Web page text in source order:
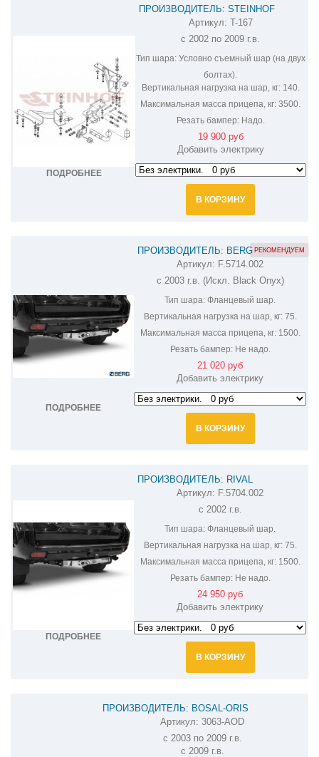
ПОДРОБНЕЕ
ПРОИЗВОДИТЕЛЬ: STEINHOF
ФАРКОП НА TOYOTA LAND CRUISER
PRADO 120 T-167
Артикул: T-167
с 2002 по 2009 г.в.
Тип шара:Условно съемный шар (на двух
болтах).
Вертикальная нагрузка на шар, кг:140.
Максимальная масса прицепа, кг: 3500.
Резать бампер:Надо.
19 900 руб
Добавить электрику
В КОРЗИНУ
ПОДРОБНЕЕ
ПРОИЗВОДИТЕЛЬ: BERG
ФАРКОП НА TOYOTA LAND CRUISER
PRADO F.5714.002
Артикул: F.5714.002
с 2003 г.в. (Искл. Black Onyx)
Тип шара: Фланцевый шар.
Вертикальная нагрузка на шар, кг:75.
Максимальная масса прицепа, кг:1500.
Резать бампер:Не надо.
РЕКОМЕНДУЕМ
21 020 руб
Добавить электрику
В КОРЗИНУ
ПОДРОБНЕЕ
ПРОИЗВОДИТЕЛЬ: RIVAL
ФАРКОП НА TOYOTA LAND CRUISER
PRADO F.5704.002
Артикул: F.5704.002
с 2002 г.в.
Тип шара: Фланцевый шар.
Вертикальная нагрузка на шар, кг:75.
Максимальная масса прицепа, кг:1500.
Резать бампер:Не надо.
24 950 руб
Добавить электрику
В КОРЗИНУ
ПРОИЗВОДИТЕЛЬ: BOSAL-ORIS
ФАРКОП НА TOYOTA LAND CRUISER PRADO
3063-AOD
Артикул: 3063-AOD
с 2003 по 2009 г.в.
с 2009 г.в.